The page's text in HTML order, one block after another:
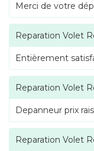
Merci de votre
Reparation Volet
Entièrement
Reparation Volet
Depanneur prix
Reparation Volet